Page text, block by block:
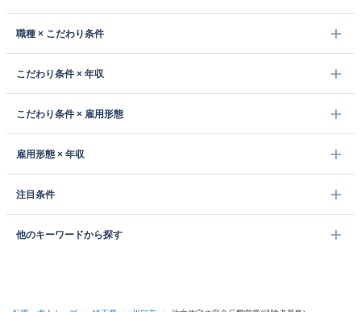
職種 × こだわり条件
こだわり条件 × 年収
こだわり条件 × 雇用形態
雇用形態 × 年収
注目条件
他のキーワードから探す